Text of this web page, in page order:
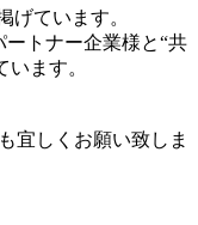
げています。
トナー企業様と“共
ます。
宜しくお願い致しま